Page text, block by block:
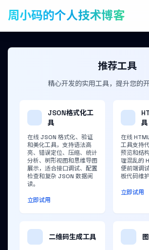
周小码的个人技术博客
推荐工具
精心开发的实用工具，提升您的
JSON格式化工
具
在线 JSON 格式化、验证
和美化工具，支持语法高
亮、错误定位、压缩、统计
分析、树形视图和思维导图
展示，适合接口调试、配置
检查和复杂 JSON 数据阅
读。
立即试用
具
在线
工具支持
预览和结
理混乱的
便前端调
板代码维护
立即试用
二维码生成工具